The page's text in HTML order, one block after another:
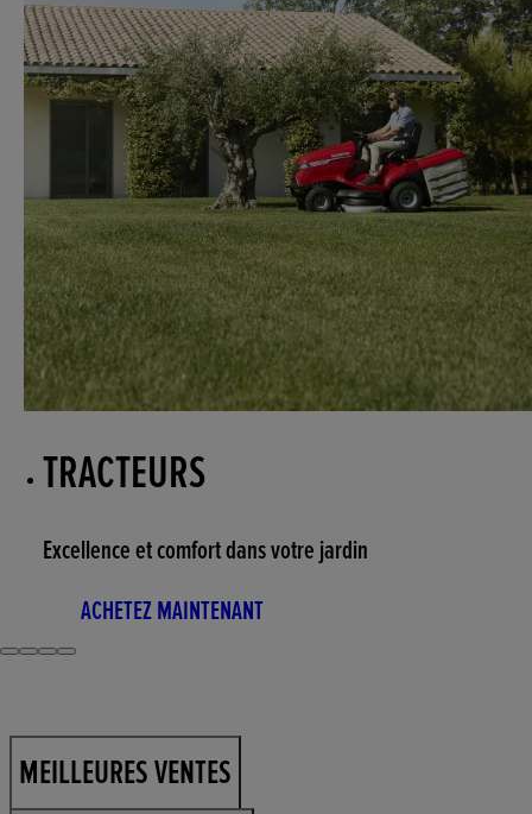
TRACTEURS
Excellence et comfort dans votre jardin
ACHETEZ MAINTENANT
MEILLEURES VENTES